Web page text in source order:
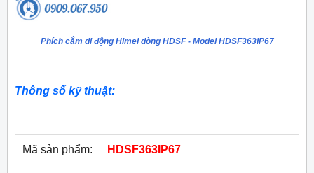
Phích cắm di động Himel dòng HDSF - Model HDSF363IP67
Thông số kỹ thuật:
Mã sản phẩm: HDSF363IP67